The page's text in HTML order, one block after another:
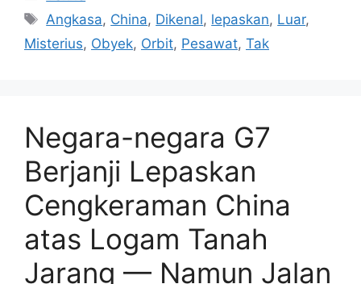
Tag
Angkasa, China, Dikenal, lepaskan, Luar,
Misterius, Obyek, Orbit, Pesawat, Tak
Negara-negara G7
Berjanji Lepaskan
Cengkeraman China
atas Logam Tanah
Jarang — Namun Jalan